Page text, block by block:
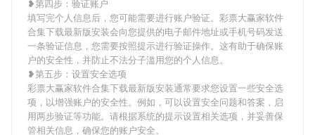
❥第四步：验证账户
填写完个人信息后，您可能需要进行账户验证。彩票大赢家软件
合集下载最新版安装会向您提供的电子邮件地址或手机号码发送
一条验证信息，您需要按照提示进行验证操作。这有助于确保账
户的安全性，并防止不法分子滥用您的个人信息。
❥第五步：设置安全选项
彩票大赢家软件合集下载最新版安装通常要求您设置一些安全选
项，以增强账户的安全性。例如，可以设置安全问题和答案，启
用两步验证等功能。请根据系统的提示设置相关选项，并妥善保
管相关信息，确保您的账户安全。